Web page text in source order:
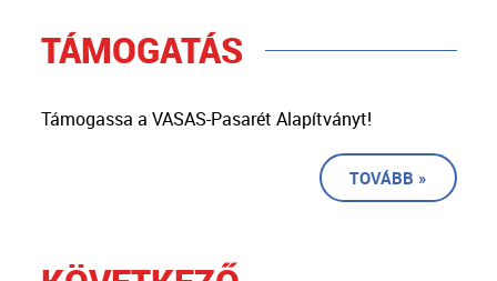
TÁMOGATÁS
Támogassa a VASAS-Pasarét Alapítványt!
TOVÁBB »